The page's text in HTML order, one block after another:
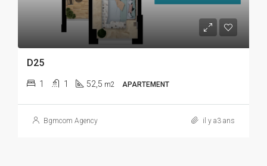
D25
1 1 52,5 m2 APARTEMENT
Bgmcom Agency il y a3 ans